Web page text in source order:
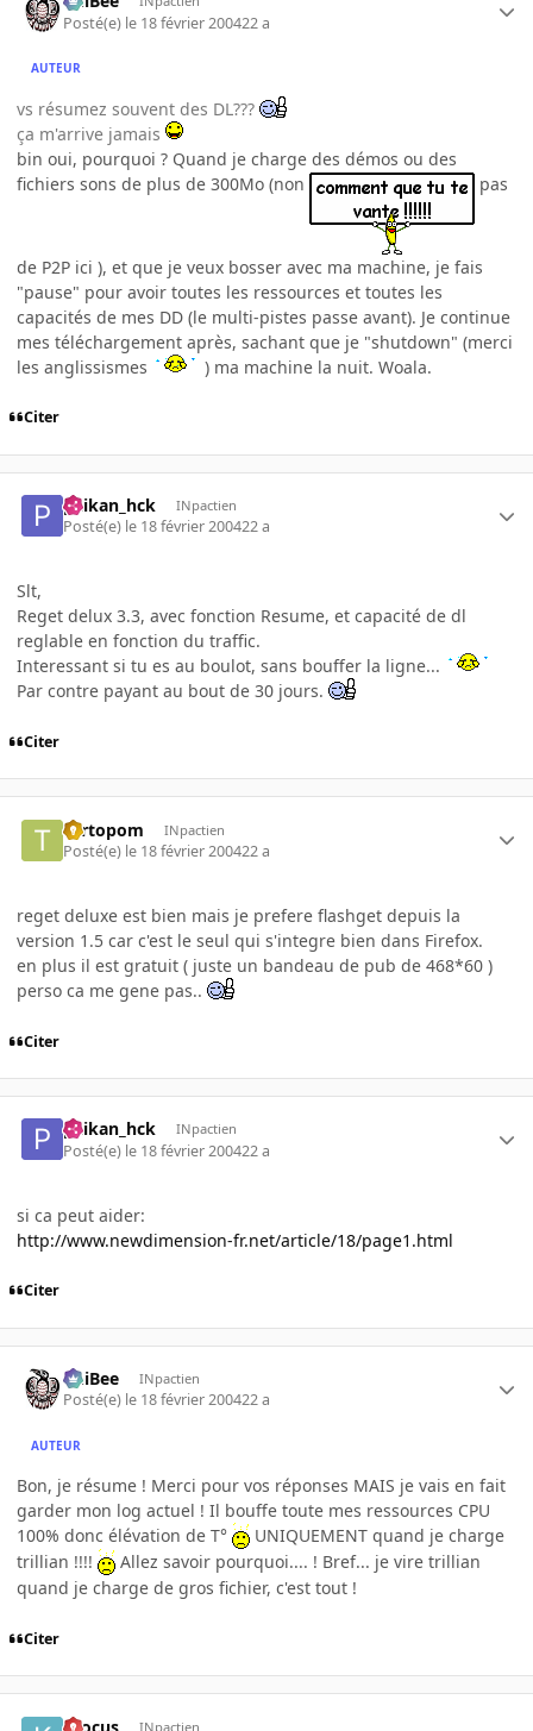
Posté(e) le 18 février 200422 a
AUTEUR
vs résumez souvent des DL???
ça m'arrive jamais
bin oui, pourquoi ? Quand je charge des démos ou des
fichiers sons de plus de 300Mo (non
pas
de P2P ici ), et que je veux bosser avec ma machine, je fais
"pause" pour avoir toutes les ressources et toutes les
capacités de mes DD (le multi-pistes passe avant). Je continue
mes téléchargement après, sachant que je "shutdown" (merci
les anglissismes
) ma machine la nuit. Woala.
Citer
paikan_hck INpactien
Posté(e) le 18 février 200422 a
Slt,
Reget delux 3.3, avec fonction Resume, et capacité de dl
reglable en fonction du traffic.
Interessant si tu es au boulot, sans bouffer la ligne...
Par contre payant au bout de 30 jours.
Citer
Tartopom INpactien
Posté(e) le 18 février 200422 a
reget deluxe est bien mais je prefere flashget depuis la
version 1.5 car c'est le seul qui s'integre bien dans Firefox.
en plus il est gratuit ( juste un bandeau de pub de 468*60 )
perso ca me gene pas..
Citer
paikan_hck INpactien
Posté(e) le 18 février 200422 a
si ca peut aider:
http://www.newdimension-fr.net/article/18/page1.html
Citer
PhiBee INpactien
Posté(e) le 18 février 200422 a
AUTEUR
Bon, je résume ! Merci pour vos réponses MAIS je vais en fait
garder mon log actuel ! Il bouffe toute mes ressources CPU
100% donc élévation de T°
UNIQUEMENT quand je charge
trillian !!!!
Allez savoir pourquoi.... ! Bref... je vire trillian
quand je charge de gros fichier, c'est tout !
Citer
Krocus INpactien